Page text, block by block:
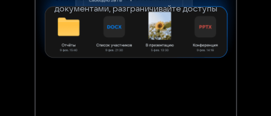
документами, разграничивайте доступы